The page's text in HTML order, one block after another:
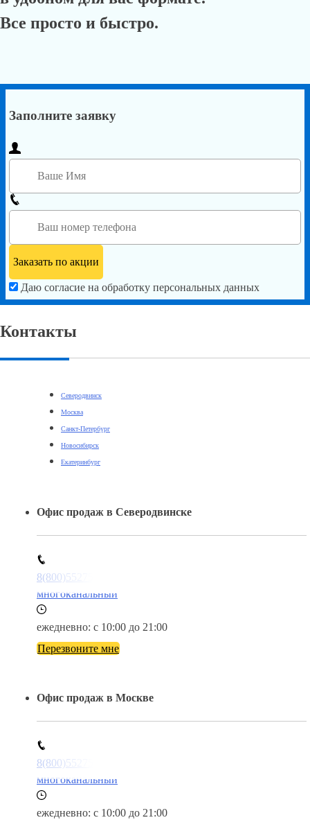
Все просто и быстро.
Заполните заявку
Даю согласие на обработку персональных данных
Контакты
Северодвинск
Москва
Санкт-Петербург
Новосибирск
Екатеринбург
Офис продаж в Северодвинске
8(800)5527584
многоканальный
ежедневно: с 10:00 до 21:00
Перезвоните мне
Офис продаж в Москве
8(800)5527584
многоканальный
ежедневно: с 10:00 до 21:00